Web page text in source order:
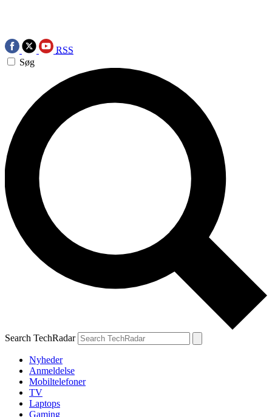
RSS
Søg
Search TechRadar
Nyheder
Anmeldelse
Mobiltelefoner
TV
Laptops
Gaming